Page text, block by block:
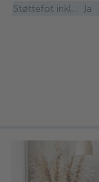
Støttefot inkl.: Ja